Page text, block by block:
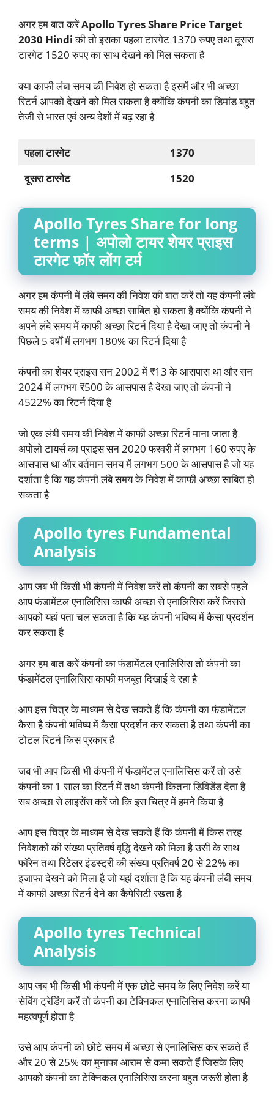
अगर हम बात करेंApollo Tyres Share Price Target
2030 Hindiकी तो इसका पहला टारगेट 1370 रुपए तथा दूसरा
टारगेट 1520 रुपए का साथ देखने को मिल सकता है
क्या काफी लंबा समय की निवेश हो सकता है इसमें और भी अच्छा
रिटर्न आपको देखने को मिल सकता है क्योंकि कंपनी का डिमांड बहुत
तेजी से भारत एवं अन्य देशों में बढ़ रहा है
पहला टारगेट
1370
दूसरा टारगेट
1520
Apollo Tyres Share for long
terms | अपोलो टायर शेयर प्राइस
टारगेट फॉर लोंग टर्म
अगर हम कंपनी में लंबे समय की निवेश की बात करें तो यह कंपनी लंबे
समय की निवेश में काफी अच्छा साबित हो सकता है क्योंकि कंपनी ने
अपने लंबे समय में काफी अच्छा रिटर्न दिया है देखा जाए तो कंपनी ने
पिछले 5 वर्षों में लगभग 180% का रिटर्न दिया है
कंपनी का शेयर प्राइस सन 2002 में ₹13 के आसपास था और सन
2024 में लगभग ₹500 के आसपास है देखा जाए तो कंपनी ने
4522% का रिटर्न दिया है
जो एक लंबी समय की निवेश में काफी अच्छा रिटर्न माना जाता है
अपोलो टायर्स का प्राइस सन 2020 फरवरी में लगभग 160 रुपए के
आसपास था और वर्तमान समय में लगभग 500 के आसपास है जो यह
दर्शाता है कि यह कंपनी लंबे समय के निवेश में काफी अच्छा साबित हो
सकता है
Apollo tyres Fundamental
Analysis
आप जब भी किसी भी कंपनी में निवेश करें तो कंपनी का सबसे पहले
आप फंडामेंटल एनालिसिस काफी अच्छा से एनालिसिस करें जिससे
आपको यहां पता चल सकता है कि यह कंपनी भविष्य में कैसा प्रदर्शन
कर सकता है
अगर हम बात करें कंपनी का फंडामेंटल एनालिसिस तो कंपनी का
फंडामेंटल एनालिसिस काफी मजबूत दिखाई दे रहा है
आप इस चित्र के माध्यम से देख सकते हैं कि कंपनी का फंडामेंटल
कैसा है कंपनी भविष्य में कैसा प्रदर्शन कर सकता है तथा कंपनी का
टोटल रिटर्न किस प्रकार है
जब भी आप किसी भी कंपनी में फंडामेंटल एनालिसिस करें तो उसे
कंपनी का 1 साल का रिटर्न में तथा कंपनी कितना डिविडेंड देता है
सब अच्छा से लाइसेंस करें जो कि इस चित्र में हमने किया है
आप इस चित्र के माध्यम से देख सकते हैं कि कंपनी में किस तरह
निवेशकों की संख्या प्रतिवर्ष वृद्धि देखने को मिला है उसी के साथ
फॉरेन तथा रिटेलर इंडस्ट्री की संख्या प्रतिवर्ष 20 से 22% का
इजाफा देखने को मिला है जो यहां दर्शाता है कि यह कंपनी लंबी समय
में काफी अच्छा रिटर्न देने का कैपेसिटी रखता है
Apollo tyres Technical
Analysis
आप जब भी किसी भी कंपनी में एक छोटे समय के लिए निवेश करें या
सेविंग ट्रेडिंग करें तो कंपनी का टेक्निकल एनालिसिस करना काफी
महत्वपूर्ण होता है
उसे आप कंपनी को छोटे समय में अच्छा से एनालिसिस कर सकते हैं
और 20 से 25% का मुनाफा आराम से कमा सकते हैं जिसके लिए
आपको कंपनी का टेक्निकल एनालिसिस करना बहुत जरूरी होता है